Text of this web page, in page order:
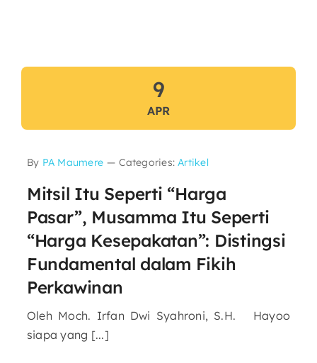
9
APR
By PA Maumere — Categories:Artikel
Mitsil Itu Seperti “Harga
Pasar”, Musamma Itu Seperti
“Harga Kesepakatan”: Distingsi
Fundamental dalam Fikih
Perkawinan
Oleh Moch. Irfan Dwi Syahroni, S.H. Hayoo
siapa yang [...]